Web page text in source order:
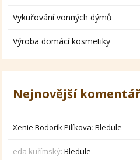
Vykuřování vonných dýmů
Výroba domácí kosmetiky
Nejnovější
Xenie Bodorík Pilíkova:Bledule
eda kuřímský:Bledule